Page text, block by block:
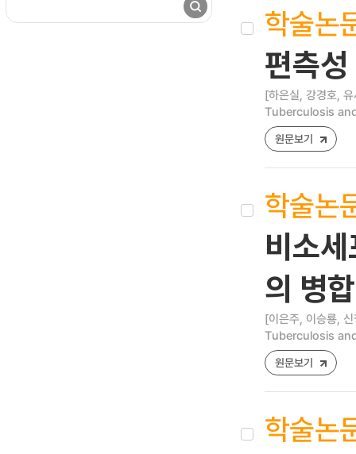
학술논
편측
[하은실, 강경호,
Tuberculosis
원문보기
학술논
비소
의 병
[이은주, 이승룡,
Tuberculosis
원문보기
학술논